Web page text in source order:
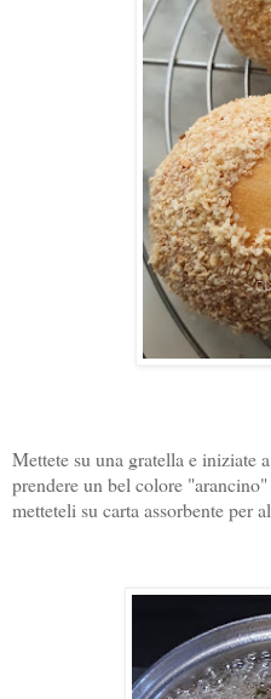
Mettete su una gratella e iniziate
prendere un bel colore
metteteli su carta assorbente per